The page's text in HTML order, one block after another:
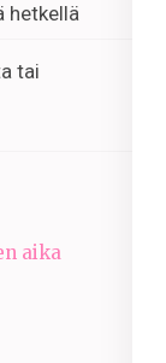
hetkellä
tai
aika